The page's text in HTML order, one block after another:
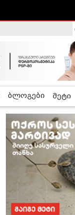
ბლოგები მეტი